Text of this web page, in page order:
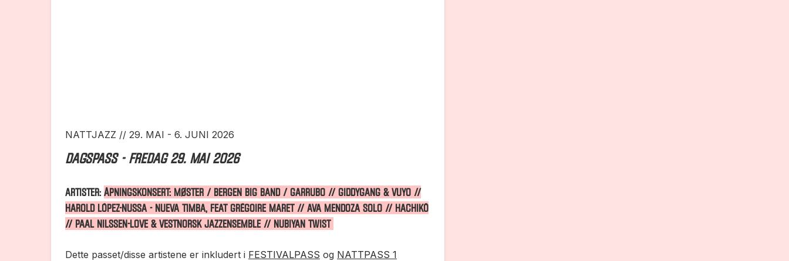
NATTJAZZ // 29. MAI - 6. JUNI 2026
DAGSPASS - fredag 29. mai 2026
ARTISTER: ÅPNINGSKONSERT: MØSTER / BERGEN BIG BAND / GARRUBO // GIDDYGANG & VUYO //
HAROLD LÓPEZ-NUSSA - NUEVA TIMBA, FEAT GRÉGOIRE MARET // AVA MENDOZA solo // HACHIKŌ
// PAAL NILSSEN-LOVE & VESTNORSK JAZZENSEMBLE // NUBIYAN TWIST
Dette passet/disse artistene er inkludert i FESTIVALPASS og NATTPASS 1